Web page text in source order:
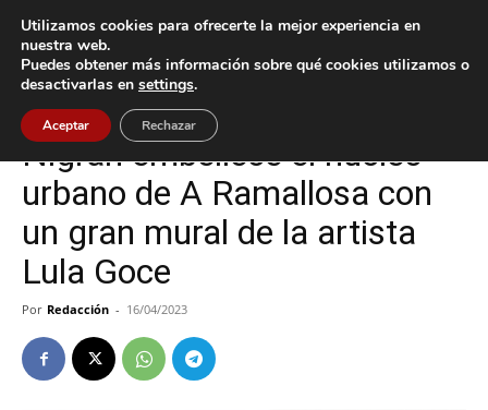
Inicio Cultura / Ocio
Cultura / Ocio Nigrán
Nigrán embellece el núcleo
urbano de A Ramallosa con
un gran mural de la artista
Lula Goce
Por Redacción - 16/04/2023
Utilizamos cookies para ofrecerte la mejor experiencia en
nuestra web.
Puedes obtener más información sobre qué cookies utilizamos o
desactivarlas en settings.
Aceptar Rechazar